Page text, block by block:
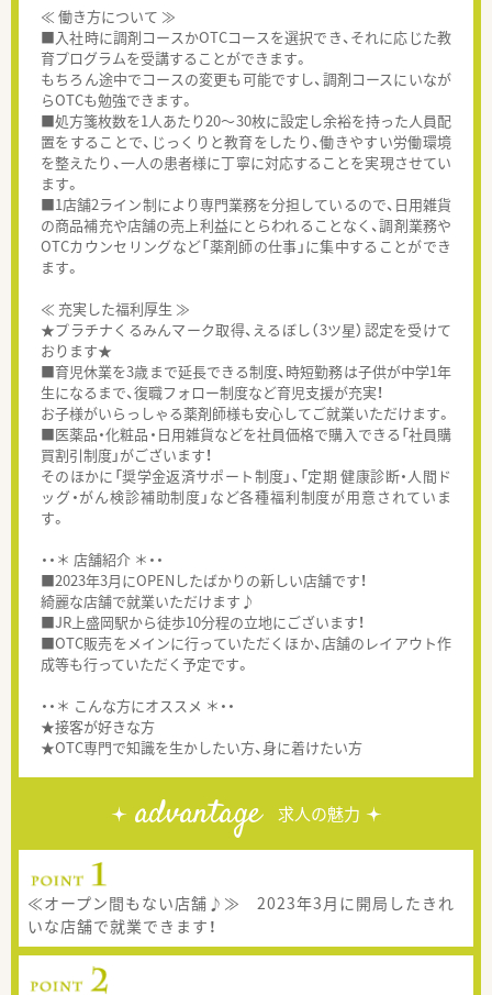
≪ 働き方について ≫
■入社時に調剤コースかOTCコースを選択でき、それに応じた教
育プログラムを受講することができます。
もちろん途中でコースの変更も可能ですし、調剤コースにいなが
らOTCも勉強できます。
■処方箋枚数を1人あたり20～30枚に設定し余裕を持った人員配
置をすることで、じっくりと教育をしたり、働きやすい労働環境
を整えたり、一人の患者様に丁寧に対応することを実現させてい
ます。
■1店舗2ライン制により専門業務を分担しているので、日用雑貨
の商品補充や店舗の売上利益にとらわれることなく、調剤業務や
OTCカウンセリングなど「薬剤師の仕事」に集中することができ
ます。
≪ 充実した福利厚生 ≫
★プラチナくるみんマーク取得、えるぼし（3ツ星）認定を受けて
おります★
■育児休業を3歳まで延長できる制度、時短勤務は子供が中学1年
生になるまで、復職フォロー制度など育児支援が充実！
お子様がいらっしゃる薬剤師様も安心してご就業いただけます。
■医薬品・化粧品・日用雑貨などを社員価格で購入できる「社員購
買割引制度」がございます！
そのほかに「奨学金返済サポート制度」、「定期 健康診断・人間ド
ッグ・がん検診補助制度」など各種福利制度が用意されていま
す。
・・＊ 店舗紹介 ＊・・
■2023年3月にOPENしたばかりの新しい店舗です！
綺麗な店舗で就業いただけます♪
■JR上盛岡駅から徒歩10分程の立地にございます！
■OTC販売をメインに行っていただくほか、店舗のレイアウト作
成等も行っていただく予定です。
・・＊ こんな方にオススメ ＊・・
★接客が好きな方
★OTC専門で知識を生かしたい方、身に着けたい方
advantage 求人の魅力
≪オープン間もない店舗♪≫ 2023年3月に開局したきれ
いな店舗で就業できます！